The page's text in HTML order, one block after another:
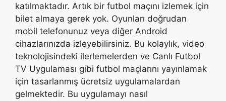
katılmaktadır. Artık bir futbol maçını izlemek için
bilet almaya gerek yok. Oyunları doğrudan
mobil telefonunuz veya diğer Android
cihazlarınızda izleyebilirsiniz. Bu kolaylık, video
teknolojisindeki ilerlemelerden ve Canlı Futbol
TV Uygulaması gibi futbol maçlarını yayınlamak
için tasarlanmış ücretsiz uygulamalardan
gelmektedir. Bu uygulamayı nasıl